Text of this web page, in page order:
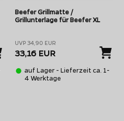
Beefer Grillmatte /
Grillunterlage für Beefer XL
UVP 34,90 EUR
33,16 EUR
auf Lager - Lieferzeit ca. 1-
4 Werktage